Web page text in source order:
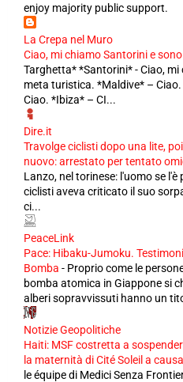
enjoy majority public support.
La Crepa nel Muro
Ciao, mi chiamo Santorini e
Targhetta* *Santorini* - Ciao,
meta turistica. *Maldive* –
Ciao. *Ibiza* – CI...
Dire.it
Travolge ciclisti dopo una lite,
nuovo: arrestato per tentato
Lanzo, nel torinese: l'uomo se
ciclisti aveva criticato il suo
ci...
PeaceLink
Pace: Hibaku-Jumoku.
Bomba - Proprio come le
bomba atomica in Giappone si
alberi sopravvissuti hanno un
Notizie Geopolitiche
Haiti: MSF costretta a
la maternità di Cité Soleil a
le équipe di Medici Senza